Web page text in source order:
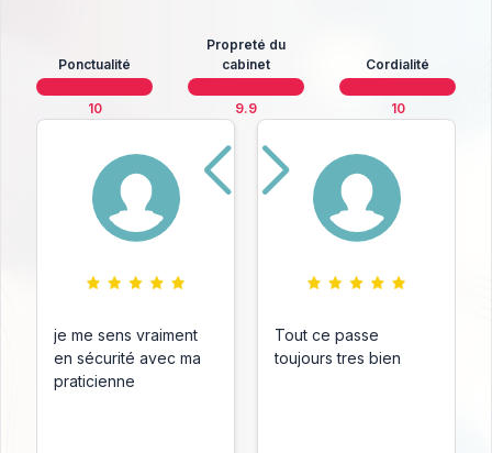
Ponctualité
10
Propreté du
cabinet
9.9
Cordialité
10
je me sens vraiment
en sécurité avec ma
praticienne
Tout ce passe
toujours tres bien